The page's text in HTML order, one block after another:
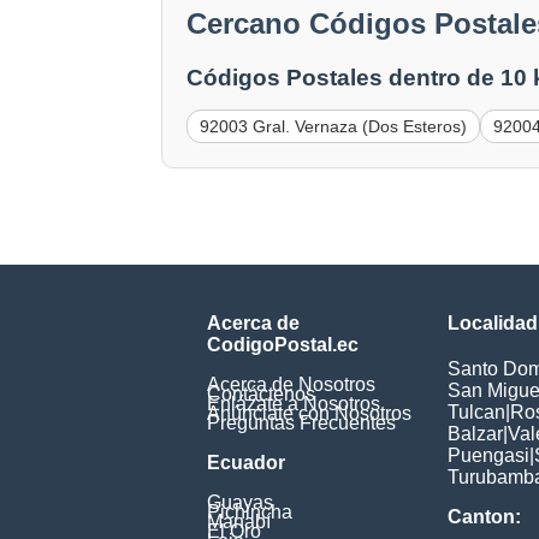
Cercano Códigos
Códigos Postales dentro de 10
92003 Gral. Vernaza (Dos Esteros)
Acerca de
CodigoPostal.ec
Acerca de Nosotros
Contáctenos
Enlázate a Nosotros
Anúnciate con Nosotros
Preguntas Frecuentes
Ecuador
Guayas
Pichincha
Manabí
El Oro
Santo
San
Tulcan
Balzar
Puengasi
Canton: